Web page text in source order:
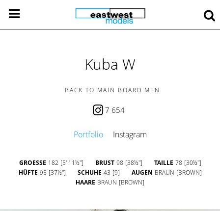
Kuba W
BACK TO MAIN BOARD MEN
7 654
Portfolio Instagram
GROESSE 182 [5' 11½''] BRUST 98 [38½''] TAILLE 78 [30½'']
HÜFTE 95 [37½''] SCHUHE 43 [9] AUGEN BRAUN [BROWN]
HAARE BRAUN [BROWN]